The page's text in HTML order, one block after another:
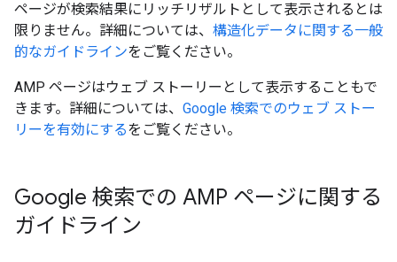
ページが検索結果にリッチリザルトとして表示されるとは
限りません。詳細については、 構造化データに関する一般
的なガイドラインをご覧ください。
AMP ページはウェブ ストーリーとして表示することもで
きます。詳細については、 Google 検索でのウェブ ストー
リーを有効にするをご覧ください。
Google 検索での AMP ページに関する
ガイドライン